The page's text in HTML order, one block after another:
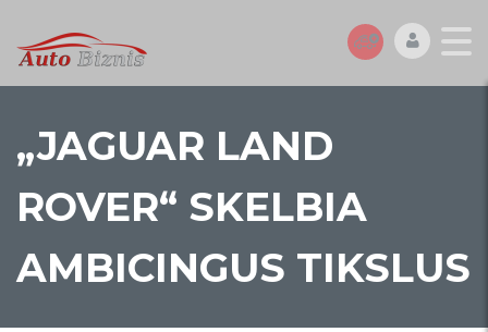
„JAGUAR LAND
ROVER“ SKELBIA
AMBICINGUS TIKSLUS